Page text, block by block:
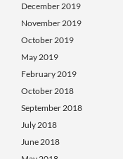
December 2019
November 2019
October 2019
May 2019
February 2019
October 2018
September 2018
July 2018
June 2018